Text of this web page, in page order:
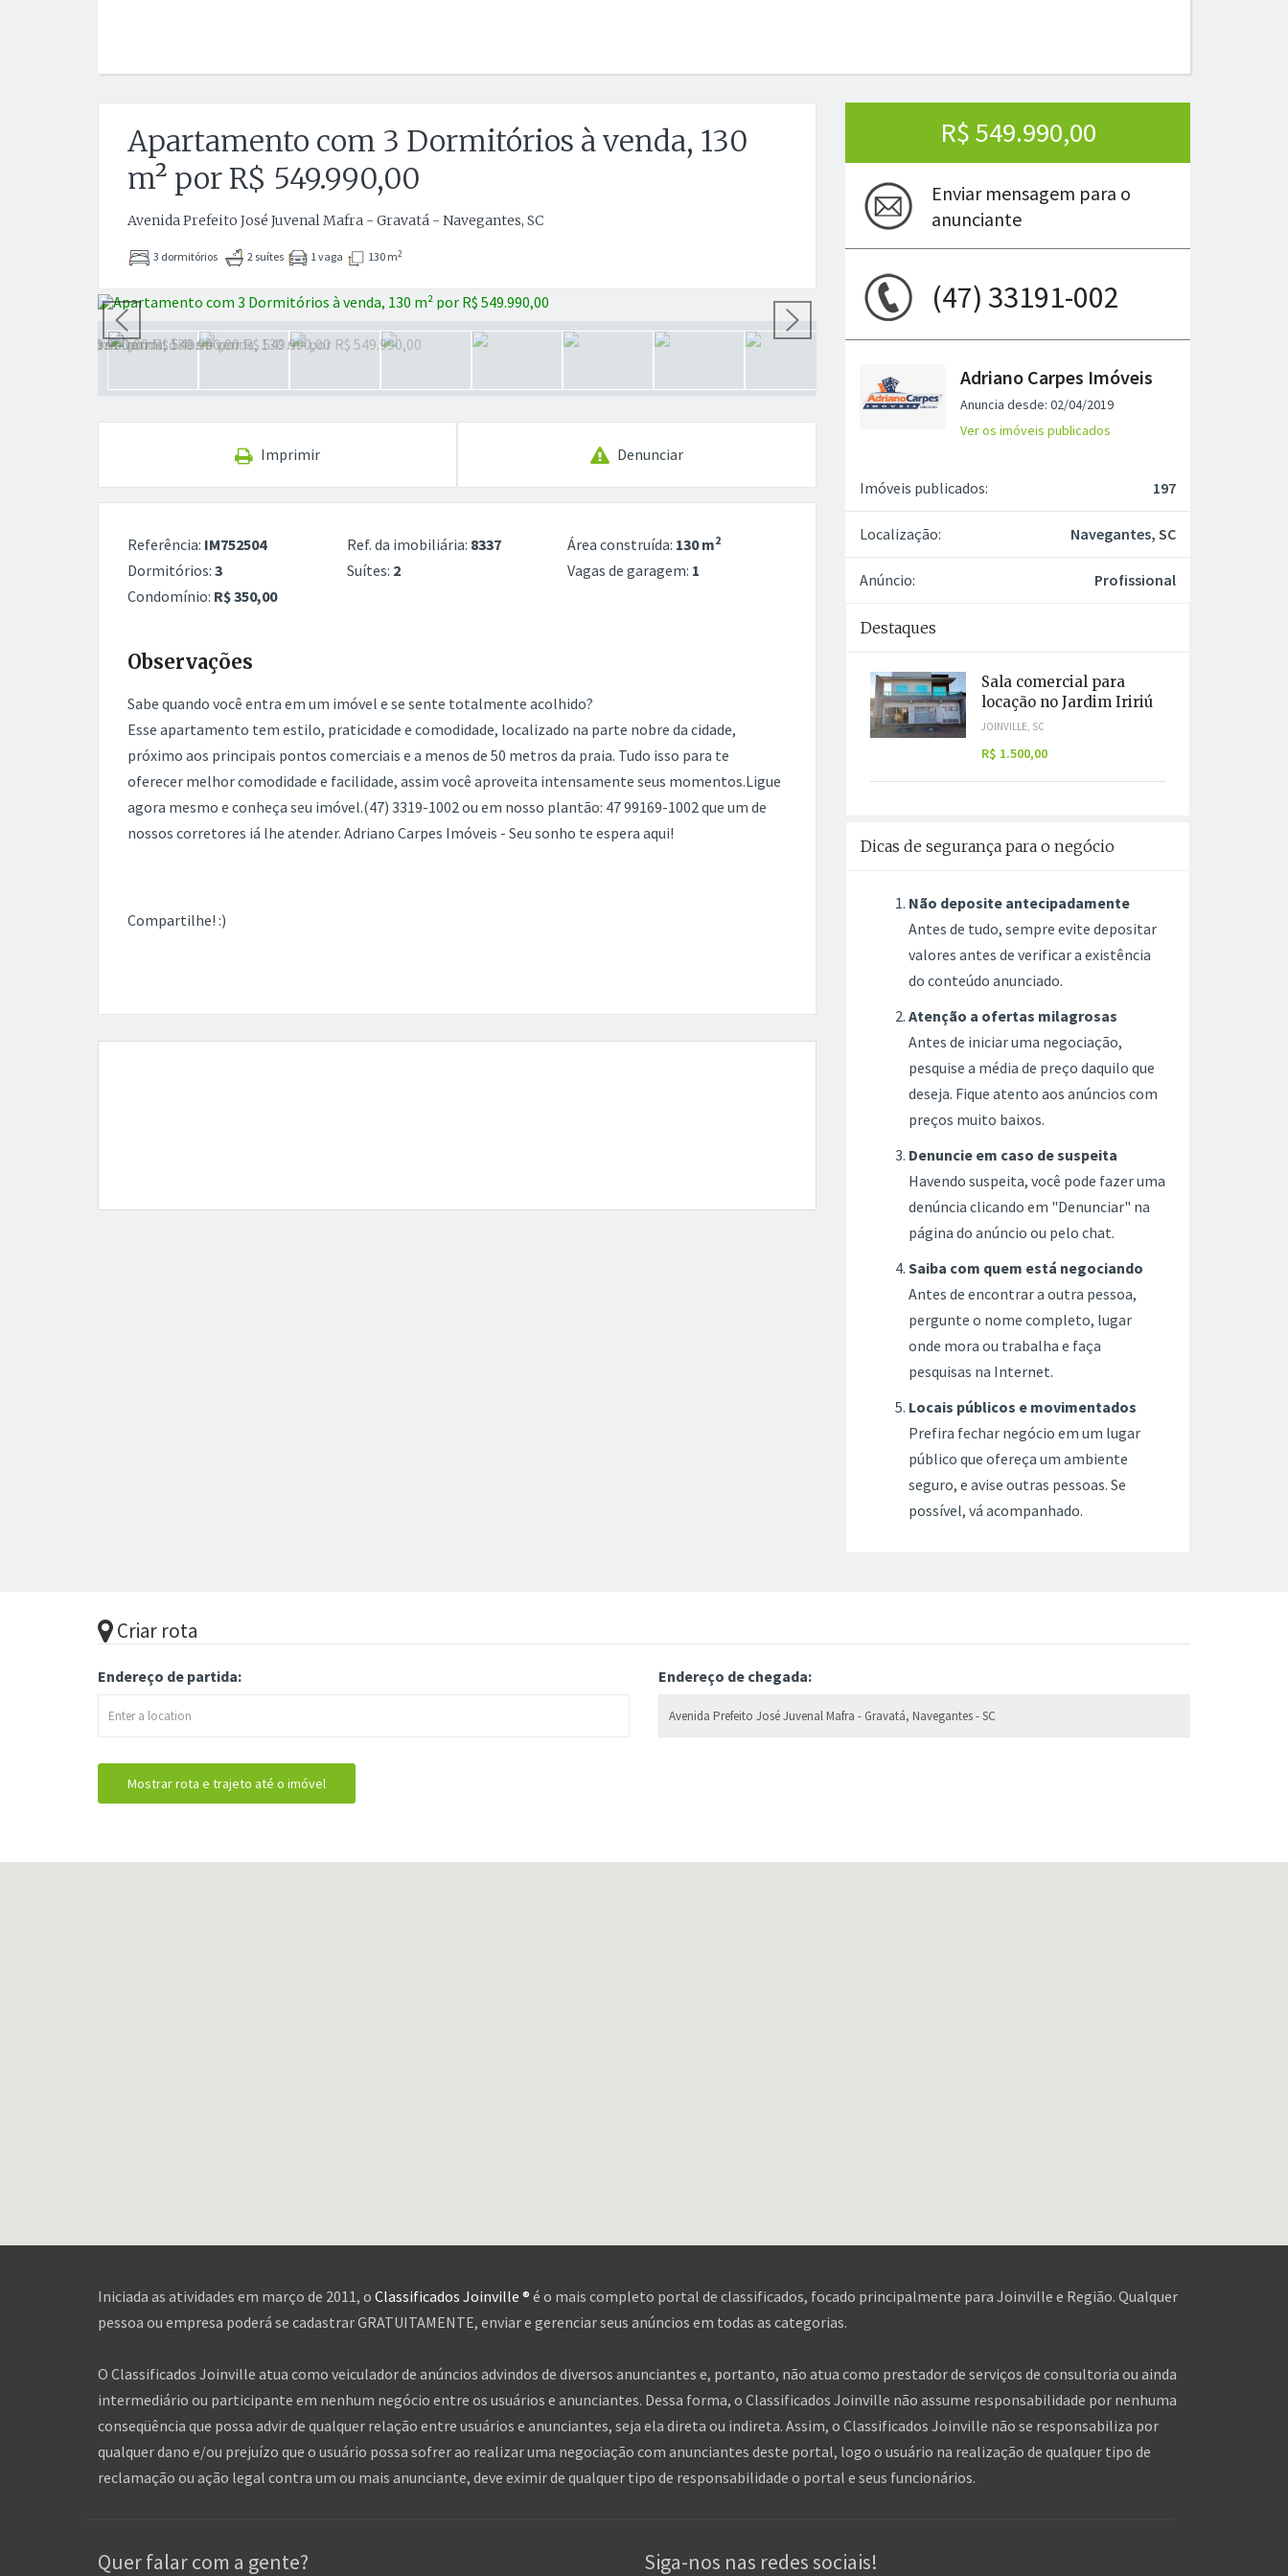
Apartamento com 3 Dormitórios à venda, 130
m² por R$ 549.990,00
Avenida Prefeito José Juvenal Mafra - Gravatá - Navegantes, SC
3 dormitórios 2 suítes 1 vaga 130 m2
Anterior Próxima
Imprimir Denunciar
Referência: IM752504 Ref. da imobiliária: 8337 Área construída: 130 m2
Dormitórios: 3 Suítes: 2 Vagas de garagem: 1
Condomínio: R$ 350,00
Observações
Sabe quando você entra em um imóvel e se sente totalmente acolhido?
Esse apartamento tem estilo, praticidade e comodidade, localizado na parte nobre da cidade,
próximo aos principais pontos comerciais e a menos de 50 metros da praia. Tudo isso para te
oferecer melhor comodidade e facilidade, assim você aproveita intensamente seus momentos.Ligue
agora mesmo e conheça seu imóvel.(47) 3319-1002 ou em nosso plantão: 47 99169-1002 que um de
nossos corretores iá lhe atender. Adriano Carpes Imóveis - Seu sonho te espera aqui!
Compartilhe! :)
R$ 549.990,00
Enviar mensagem para o
anunciante
(47) 33191-002
Adriano Carpes Imóveis
Anuncia desde: 02/04/2019
Ver os imóveis publicados
Imóveis publicados: 197
Localização: Navegantes, SC
Anúncio: Profissional
Destaques
Sala comercial para
locação no Jardim Iririú
JOINVILLE, SC
R$ 1.500,00
Dicas de segurança para o negócio
Não deposite antecipadamente
Antes de tudo, sempre evite depositar
valores antes de verificar a existência
do conteúdo anunciado.
Atenção a ofertas milagrosas
Antes de iniciar uma negociação,
pesquise a média de preço daquilo que
deseja. Fique atento aos anúncios com
preços muito baixos.
Denuncie em caso de suspeita
Havendo suspeita, você pode fazer uma
denúncia clicando em "Denunciar" na
página do anúncio ou pelo chat.
Saiba com quem está negociando
Antes de encontrar a outra pessoa,
pergunte o nome completo, lugar
onde mora ou trabalha e faça
pesquisas na Internet.
Locais públicos e movimentados
Prefira fechar negócio em um lugar
público que ofereça um ambiente
seguro, e avise outras pessoas. Se
possível, vá acompanhado.
Criar rota
Endereço de partida: Endereço de chegada:
Iniciada as atividades em março de 2011, o Classificados Joinville ® é o mais completo portal de classificados, focado principalmente para Joinville e Região. Qualquer
pessoa ou empresa poderá se cadastrar GRATUITAMENTE, enviar e gerenciar seus anúncios em todas as categorias.
O Classificados Joinville atua como veiculador de anúncios advindos de diversos anunciantes e, portanto, não atua como prestador de serviços de consultoria ou ainda
intermediário ou participante em nenhum negócio entre os usuários e anunciantes. Dessa forma, o Classificados Joinville não assume responsabilidade por nenhuma
conseqüência que possa advir de qualquer relação entre usuários e anunciantes, seja ela direta ou indireta. Assim, o Classificados Joinville não se responsabiliza por
qualquer dano e/ou prejuízo que o usuário possa sofrer ao realizar uma negociação com anunciantes deste portal, logo o usuário na realização de qualquer tipo de
reclamação ou ação legal contra um ou mais anunciante, deve eximir de qualquer tipo de responsabilidade o portal e seus funcionários.
Quer falar com a gente? Siga-nos nas redes sociais!